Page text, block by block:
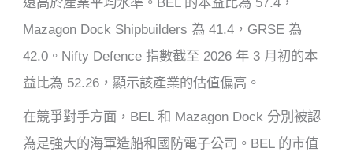
Mazagon Dock Shipbuilders 為 41.4，GRSE 為
42.0。Nifty Defence 指數截至 2026 年 3 月初的本
益比為 52.26，顯示該產業的估值偏高。
在競爭對手方面，BEL 和 Mazagon Dock 分別被認
為是強大的海軍造船和國防電子公司。BEL 的市值